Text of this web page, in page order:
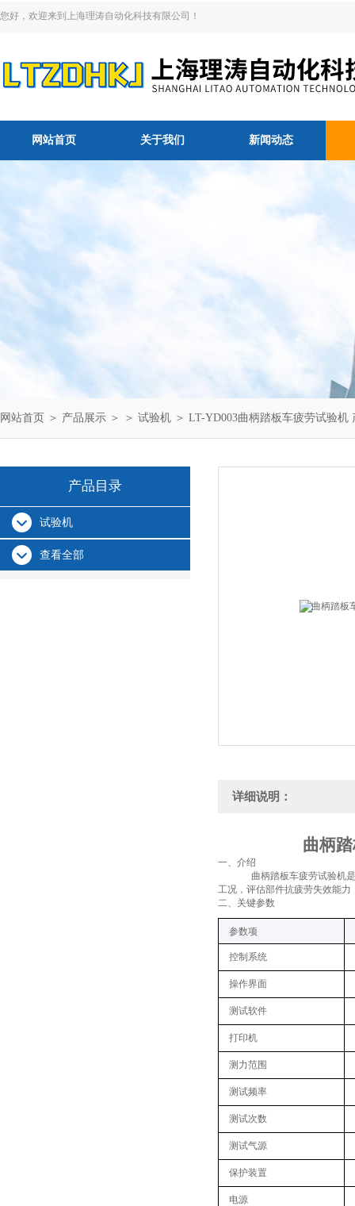
您好，欢迎来到上海理涛自动化科技有限公司！
网站首页 关于我们 新闻动态
网站首页 ＞ 产品展示 ＞ ＞ 试验机 ＞ LT-YD003曲柄踏板车疲劳试验机
产品目录
试验机
查看全部
详细说明：
曲柄
一、 介绍
曲柄踏板车疲劳试验机
工况，评估部件抗疲劳失效能
二、关键参数
参数项
控制系统
操作界面
测试软件
打印机
测力范围
测试频率
测试次数
测试气源
保护装置
电源